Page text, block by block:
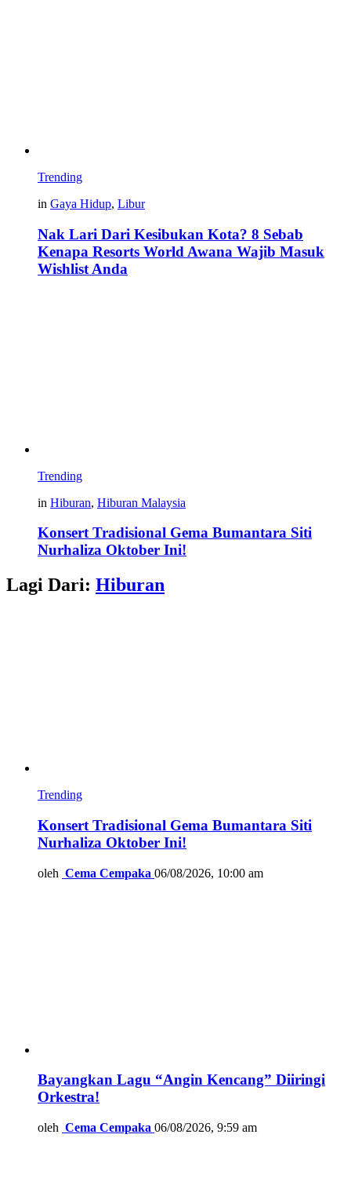
Trending
in Gaya Hidup, Libur
Nak Lari Dari Kesibukan Kota? 8 Sebab
Kenapa Resorts World Awana Wajib Masuk
Wishlist Anda
Trending
in Hiburan, Hiburan Malaysia
Konsert Tradisional Gema Bumantara Siti
Nurhaliza Oktober Ini!
Lagi Dari: Hiburan
Trending
Konsert Tradisional Gema Bumantara Siti
Nurhaliza Oktober Ini!
oleh Cema Cempaka 06/08/2026, 10:00 am
Bayangkan Lagu “Angin Kencang” Diiringi
Orkestra!
oleh Cema Cempaka 06/08/2026, 9:59 am